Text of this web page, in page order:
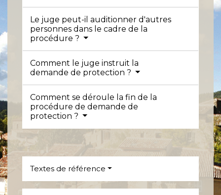
Le juge peut-il auditionner d'autres
personnes dans le cadre de la
procédure ?
Comment le juge instruit la
demande de protection ?
Comment se déroule la fin de la
procédure de demande de
protection ?
Textes de référence